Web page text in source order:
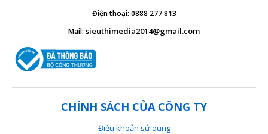
Điện thoại: 0888 277 813
Mail: sieuthimedia2014@gmail.com
CHÍNH SÁCH CỦA CÔNG TY
Điều khoản sử dụng